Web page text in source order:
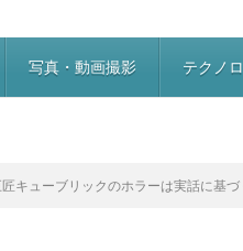
写真・動画撮影 テクノ
キューブリックのホラーは実話に基づ